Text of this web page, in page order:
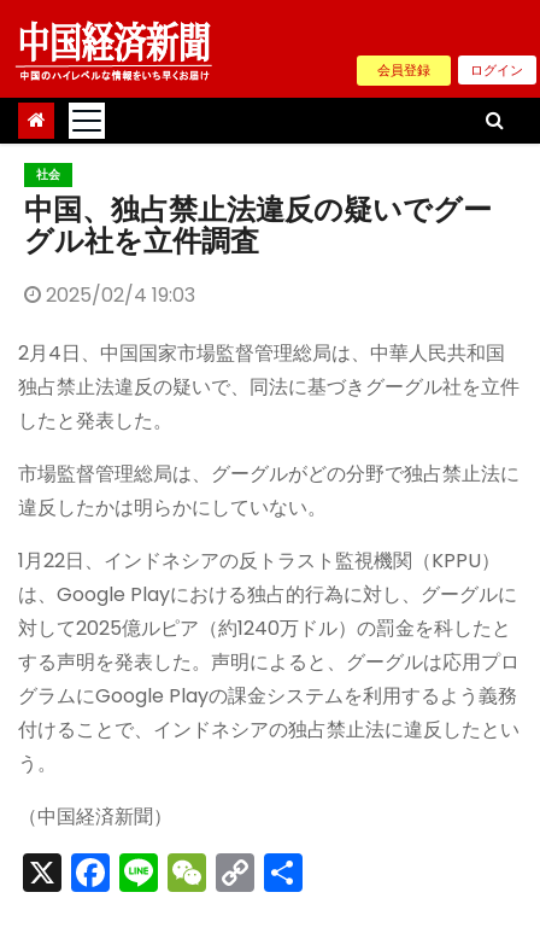
Skip
content
会員登録 ログイン
社会
中国、独占禁止法違反の疑いでグー
グル社を立件調査
2025/02/4 19:03
2月4日、中国国家市場監督管理総局は、中華人民共和国
独占禁止法違反の疑いで、同法に基づきグーグル社を立件
したと発表した。
市場監督管理総局は、グーグルがどの分野で独占禁止法に
違反したかは明らかにしていない。
1月22日、インドネシアの反トラスト監視機関（KPPU）
は、Google Playにおける独占的行為に対し、グーグルに
対して2025億ルピア（約1240万ドル）の罰金を科したと
する声明を発表した。声明によると、グーグルは応用プロ
グラムにGoogle Playの課金システムを利用するよう義務
付けることで、インドネシアの独占禁止法に違反したとい
う。
（中国経済新聞）
X F
a
Li
n
W
e
C
o